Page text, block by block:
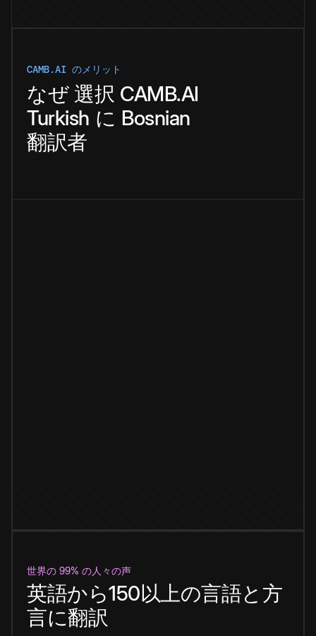
CAMB.AI のメリット
なぜ 選択 CAMB.AI
Turkish に Bosnian
翻訳者
世界の 99% の人々の声
英語から150以上の言語と方
言に翻訳